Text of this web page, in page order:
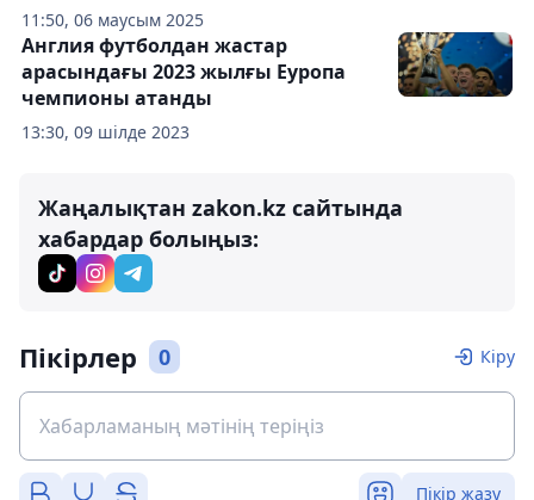
11:50, 06 маусым 2025
13:30, 09 шілде 2023
Англия футболдан жастар
арасындағы 2023 жылғы Еуропа
чемпионы атанды
Жаңалықтан zakon.kz сайтында
хабардар болыңыз:
Пікірлер 0 Кіру
Пікір жазу